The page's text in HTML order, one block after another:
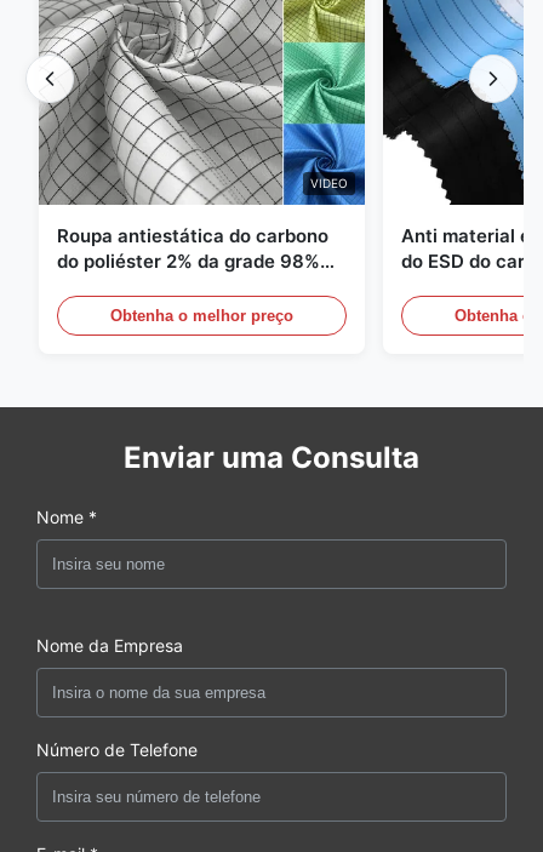
VIDEO
Roupa antiestática do carbono
do poliéster 2% da grade 98%
Obtenha o melhor preço
Anti material
do ESD do
Obtenha o
Enviar uma Consulta
Nome *
Nome da Empresa
Número de Telefone